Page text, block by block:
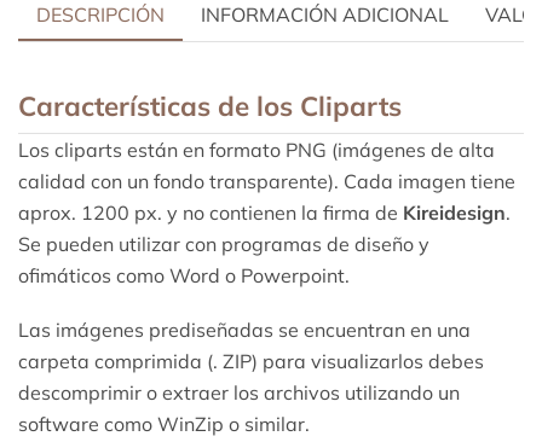
DESCRIPCIÓN INFORMACIÓN ADICIONAL
Características de los Cliparts
Los cliparts están en formato PNG (imágenes de alta
calidad con un fondo transparente). Cada imagen tiene
aprox. 1200 px. y no contienen la firma de Kireidesign.
Se pueden utilizar con programas de diseño y
ofimáticos como Word o Powerpoint.
Las imágenes prediseñadas se encuentran en una
carpeta comprimida (. ZIP) para visualizarlos debes
descomprimir o extraer los archivos utilizando un
software como WinZip o similar.